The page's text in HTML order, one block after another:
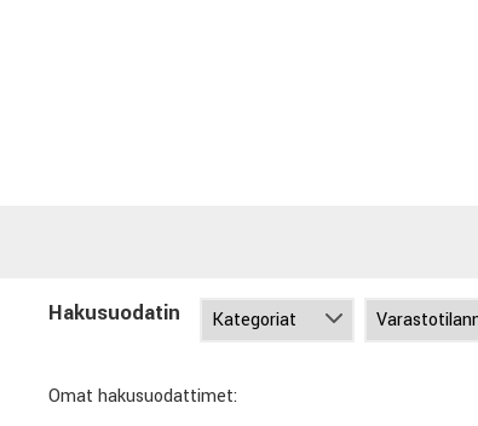
Hakusuodatin
Omat hakusuodattimet: